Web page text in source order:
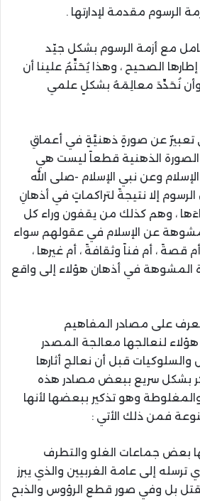
الرسوم مقدمة لإدارتها .
مع أزمة الرسوم بشكل جيّد
الصحيح ، وهذا يُحَتِّمُ علينا أن
وأن نُحَدِّدَ معالِمَهُ بشكلٍ علمي
تعبيرٌ عن صورةٍ ذهنيَّةٍ في أعماقِ
الذهنية قطعاً ليست هي
وعن نبي الإسلام -صلى الله
إلا نتيجةً لتراكماتٍ في أذهانِ
، وهم كذلك من يقفون وراء كل
عن الإسلام في عقولهم سواء
قصةً ، أم فناً وثقافةً ، أم غيرها ،
المشوهة في أذهان هؤلاء إلى واقع
على مصادر المفاهيم
لنعالجها معالجة المصدر
قبل أن نعالج أثارها
بشكل سريع ببعض مصادر هذه
وهو تذكير ببعضها لأنها
فمن ذلك الأتي :
بعض جماعات الغلو والتطرف
ترسله إلى عامة الغربيين والذي يبرز
بل وفي صور قطع الرؤوس والذبح